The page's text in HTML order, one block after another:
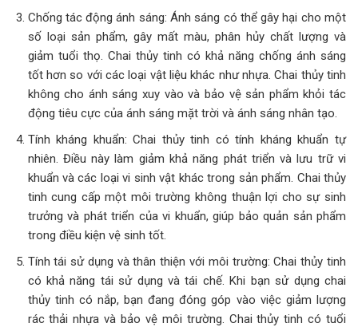
Chống tác động ánh sáng: Ánh sáng có thể gây hại cho một
số loại sản phẩm, gây mất màu, phân hủy chất lượng và
giảm tuổi thọ. Chai thủy tinh có khả năng chống ánh sáng
tốt hơn so với các loại vật liệu khác như nhựa. Chai thủy tinh
không cho ánh sáng xuy vào và bảo vệ sản phẩm khỏi tác
động tiêu cực của ánh sáng mặt trời và ánh sáng nhân tạo.
Tính kháng khuẩn: Chai thủy tinh có tính kháng khuẩn tự
nhiên. Điều này làm giảm khả năng phát triển và lưu trữ vi
khuẩn và các loại vi sinh vật khác trong sản phẩm. Chai thủy
tinh cung cấp một môi trường không thuận lợi cho sự sinh
trưởng và phát triển của vi khuẩn, giúp bảo quản sản phẩm
trong điều kiện vệ sinh tốt.
Tính tái sử dụng và thân thiện với môi trường: Chai thủy tinh
có khả năng tái sử dụng và tái chế. Khi bạn sử dụng chai
thủy tinh có nắp, bạn đang đóng góp vào việc giảm lượng
rác thải nhựa và bảo vệ môi trường. Chai thủy tinh có tuổi